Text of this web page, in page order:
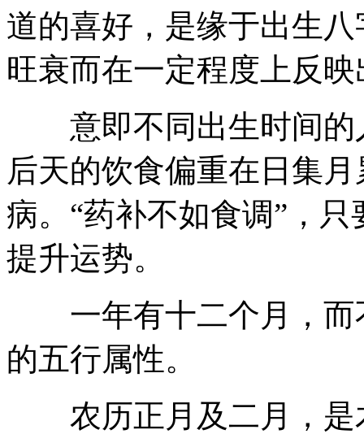
道的喜好，是缘于出生
旺衰而在一定程度上反
意即不同出生时间的
后天的饮食偏重在日集
病。“药补不如食调”，
提升运势。
一年有十二个月，而
的五行属性。
农历正月及二月，是